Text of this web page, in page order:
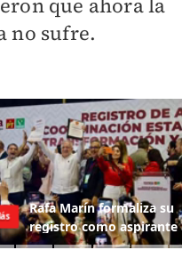
que ahora la
no sufre.